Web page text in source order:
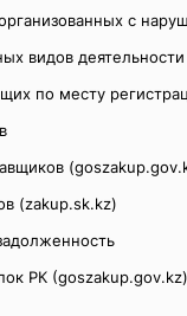
с
видов деятельности
по месту
(zakup.sk.kz)
РК (goszakup.gov.kz)